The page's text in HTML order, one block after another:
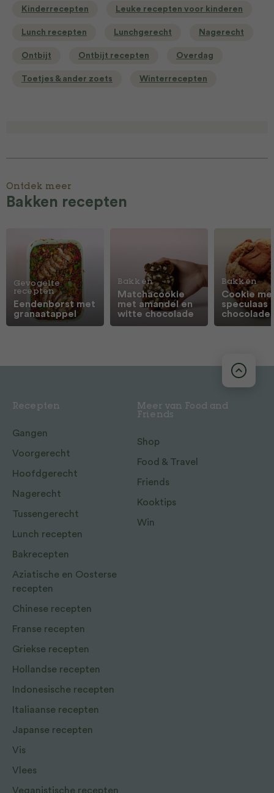
Kinderrecepten Leuke recepten voor kinderen
Lunch recepten Lunchgerecht Nagerecht
Ontbijt Ontbijt recepten Overdag
Toetjes & ander zoets Winterrecepten
Ontdek meer
Bakken recepten
Gevogelte
recepten
Eendenborst met
granaatappel
Bakken
Matchacookie
met amandel en
witte chocolade
Bakken
Cookie
speculaas
chocolade
Recepten
Gangen
Voorgerecht
Hoofdgerecht
Nagerecht
Tussengerecht
Lunch recepten
Bakrecepten
Aziatische en Oosterse
recepten
Chinese recepten
Franse recepten
Griekse recepten
Hollandse recepten
Indonesische recepten
Italiaanse recepten
Japanse recepten
Vis
Vlees
Veganistische recepten
Meer van Food and
Friends
Shop
Food & Travel
Friends
Kooktips
Win